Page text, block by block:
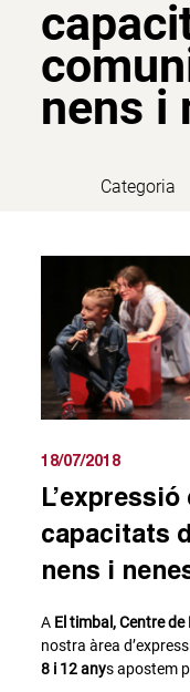
nens i
18/07/2018
capacitats
nens i
A El timbal, Centre
nostra àrea
8 i 12 anys apostem